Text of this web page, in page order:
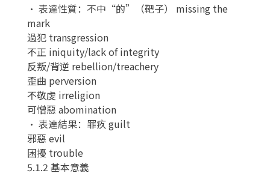
• 表達性質：不中“的”（靶子） missing the
mark
過犯 transgression
不正 iniquity/lack of integrity
反叛/背逆 rebellion/treachery
歪曲 perversion
不敬虔 irreligion
可憎惡 abomination
• 表達結果：罪疚 guilt
邪惡 evil
困擾 trouble
5.1.2 基本意義